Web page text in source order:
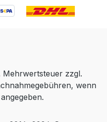
Mehrwertsteuer zzgl.
wenn